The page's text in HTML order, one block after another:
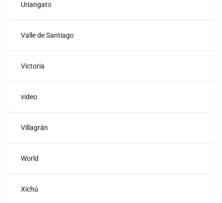
Uriangato
Valle de Santiago
Victoria
video
Villagrán
World
Xichú